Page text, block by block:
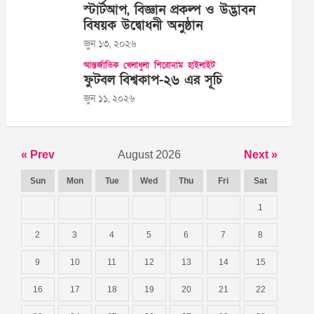
স্টার্টআপ, বিজ্ঞান প্রকল্প ও উদ্ভাবন
বিষয়ক উদ্বোধনী অনুষ্ঠান
জুন ১৩, ২০২৬
আন্তর্জাতিক খেলাধুলা শিরোনাম হাইলাইট
ফুটবল বিশ্বকাপ-২৬ এর সূচি
জুন ১১, ২০২৬
« Prev August 2026 Next »
Sun Mon Tue Wed Thu Fri Sat
1
2 3 4 5 6 7 8
9 10 11 12 13 14 15
16 17 18 19 20 21 22